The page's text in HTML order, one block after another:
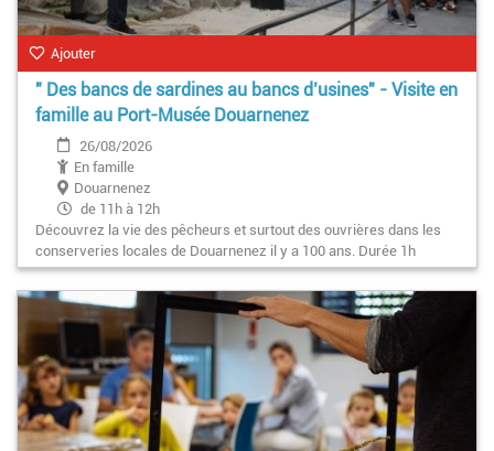
Ajouter
" Des bancs de sardines au bancs d’usines" - Visite en
famille au Port-Musée Douarnenez
26/08/2026
En famille
Douarnenez
de 11h à 12h
Découvrez la vie des pêcheurs et surtout des ouvrières dans les
conserveries locales de Douarnenez il y a 100 ans. Durée 1h